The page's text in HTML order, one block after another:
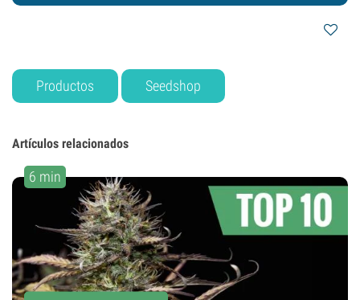
Productos Seedshop
Artículos relacionados
6 min